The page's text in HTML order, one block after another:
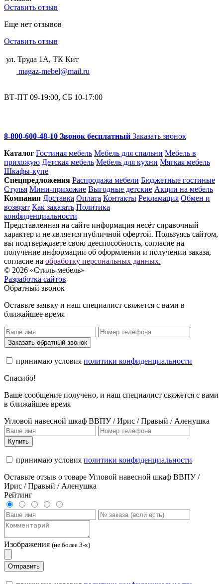
Оставить отзыв
Еще нет отзывов
Оставить отзыв
ул. Труда 1А, ТК Кит
magaz-mebel@mail.ru
ВТ-ПТ 09-19:00, СБ 10-17:00
8-800-600-48-10 Звонок бесплатный Заказать звонок
Каталог Гостиная мебель Мебель для спальни Мебель в
прихожую Детская мебель Мебель для кухни Мягкая мебель
Шкафы-купе
Спец­предложения Распродажа мебели Бюджетные гостиные
Стулья Мини-прихожие Выгодные детские Акции на мебель
Компания Доставка Оплата Контакты Рекламация Обмен и
возврат Как заказать Политика
конфиденциальности
Представленная на сайте информация несёт справочный
характер и не является публичной офертой. Пользуясь сайтом,
вы подтверждаете свою дееспособность, согласие на
получение информации об оформлении и получении заказа,
согласие на обработку персональных данных.
© 2026 «Стиль-мебель»
Разработка сайтов
Обратный звонок
Оставьте заявку и наш специалист свяжется с вами в
ближайшее время
Заказать обратный звонок
принимаю условия политики конфиденциальности
Спасибо!
Ваше сообщение получено, и наш специалист свяжется с вами
в ближайшее время
Угловой навесной шкаф ВВПУ / Ирис / Правый / Аленушка
Купить
принимаю условия политики конфиденциальности
Оставьте отзыв о товаре Угловой навесной шкаф ВВПУ /
Ирис / Правый / Аленушка
Рейтинг
Изображения (не более 3-х)
Отправить